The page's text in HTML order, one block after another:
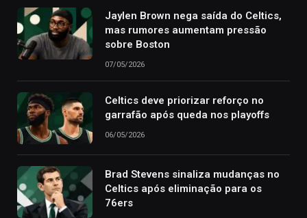
Jaylen Brown nega saída do Celtics,
mas rumores aumentam pressão
sobre Boston
07/05/2026
Celtics deve priorizar reforço no
garrafão após queda nos playoffs
06/05/2026
Brad Stevens sinaliza mudanças no
Celtics após eliminação para os
76ers